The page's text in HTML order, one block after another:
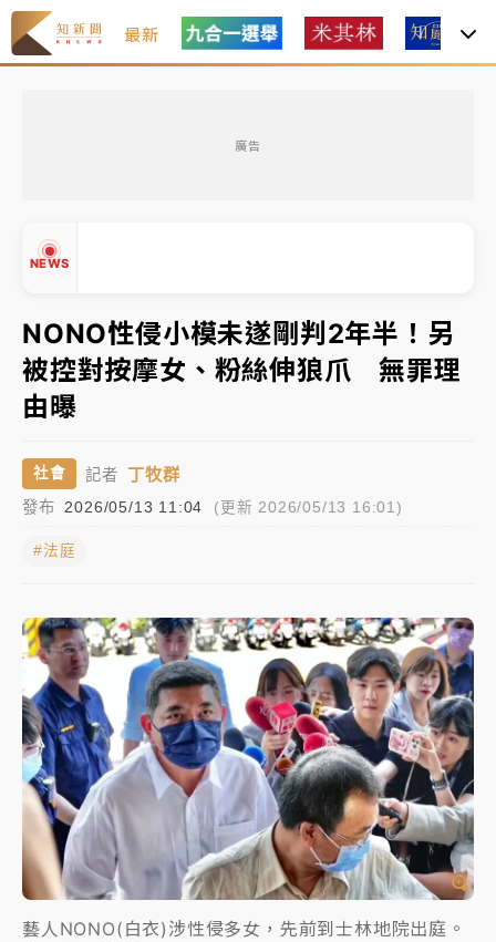
最新
廣告
NEWS
中信慈善基金會想增加董事人數！辜仲諒向法院聲請遭
駁 理由曝光
故宮《龍藏經》特展第2檔！今線上預約開賣一度塞車
周六起展出延長至晚上7時
台東農業處長涉圖利渡假村！東檢抗告成功 今重開羈
押庭
父親節泡湯了！中颱白海豚雨彈轟3天 「紅到發紫」降
雨熱區曝
女律師陳昱瑄詐慈濟10億！黃金158kg遭查扣畫面曝光
旅局回應了
中信慈善基金會想增加董事人數！辜仲諒向法院聲請遭
駁 理由曝光
故宮《龍藏經》特展第2檔！今線上預約開賣一度塞車
周六起展出延長至晚上7時
台東農業處長涉圖利渡假村！東檢抗告成功 今重開羈
押庭
父親節泡湯了！中颱白海豚雨彈轟3天 「紅到發紫」降
雨熱區曝
▼
NONO性侵小模未遂剛判2年半！另
被控對按摩女、粉絲伸狼爪 無罪理
由曝
社會 記者 丁牧群
發布 2026/05/13 11:04 (更新 2026/05/13 16:01)
#法庭
藝人NONO(白衣)涉性侵多女，先前到士林地院出庭。